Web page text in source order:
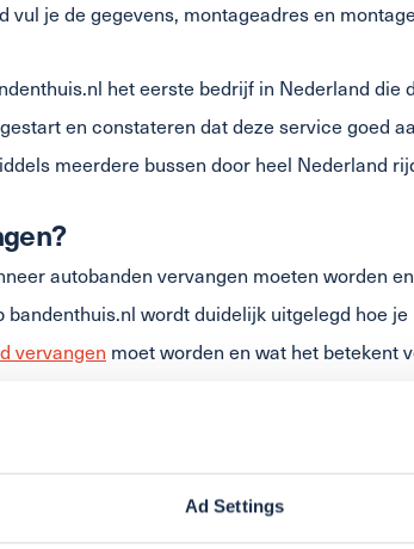
Ad Settings
vul je de gegevens, montageadres en
het eerste bedrijf in Nederland die
en constateren dat deze service goed
meerdere bussen door heel Nederland
autobanden vervangen moeten worden
wordt duidelijk uitgelegd hoe
vervangen moet worden en wat het betekent
ontworpen bus die is uitgerust met een
andere benodigdheden. Via 2 of 4